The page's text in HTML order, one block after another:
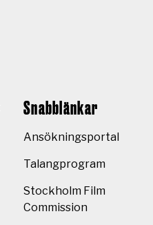
Snabblänkar
Ansökningsportal
Talangprogram
Stockholm Film
Commission